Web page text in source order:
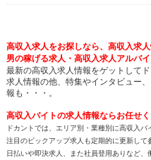
高収入求人をお探しなら、高収入求
男の稼げる求人・高収入求人アルバ
最新の高収入求人情報をゲットしてド
求人情報の他、特集やインタビュー
報も・・・。
高収入バイトの求人情報ならお任せく
ドカントでは、エリア別・業種別に高収入バ
注目のピックアップ求人も定期的に更新して
日払いや即決求人、また社員登用ありなど